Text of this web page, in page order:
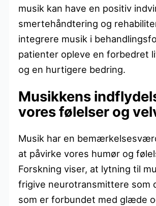
musik kan have en positiv
smertehåndtering og
integrere musik i
patienter opleve en forbedret
og en hurtigere bedring.
Musikkens
vores følelser og
Musik har en
at påvirke vores humør og
Forskning viser, at lytning til
frigive neurotransmittere som
som er forbundet med glæde